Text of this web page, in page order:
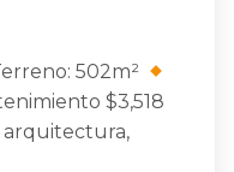
502m²
$3,518
arquitectura,